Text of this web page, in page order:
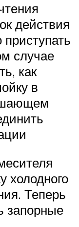
действия
случае
как
в
холодного
Теперь
запорные